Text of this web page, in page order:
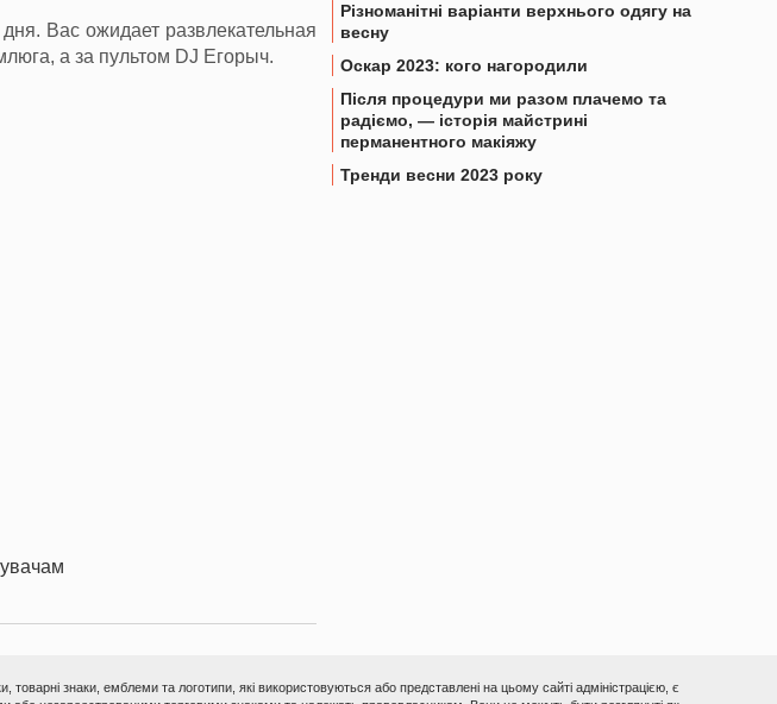
Вас ожидает развлекательная
а за пультом DJ Егорыч.
Різноманітні варіанти верхнього одягу на
весну
Оскар 2023: кого нагородили
Після процедури ми разом плачемо та
радіємо, — історія майстрині
перманентного макіяжу
Тренди весни 2023 року
товарні знаки, емблеми та логотипи, які використовуються або представлені на цьому сайті адміністрацією, є